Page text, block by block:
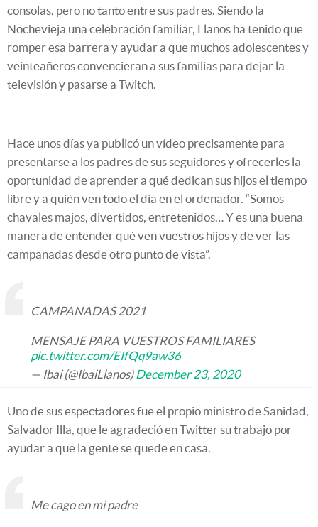
consolas, pero no tanto entre sus padres. Siendo la
Nochevieja una celebración familiar, Llanos ha tenido que
romper esa barrera y ayudar a que muchos adolescentes y
veinteañeros convencieran a sus familias para dejar la
televisión y pasarse a Twitch.
Hace unos días ya publicó un vídeo precisamente para
presentarse a los padres de sus seguidores y ofrecerles la
oportunidad de aprender a qué dedican sus hijos el tiempo
libre y a quién ven todo el día en el ordenador. “Somos
chavales majos, divertidos, entretenidos… Y es una buena
manera de entender qué ven vuestros hijos y de ver las
campanadas desde otro punto de vista”.
CAMPANADAS 2021
MENSAJE PARA VUESTROS FAMILIARES
pic.twitter.com/EIfQq9aw36
— Ibai (@IbaiLlanos)December 23, 2020
Uno de sus espectadores fue el propio ministro de Sanidad,
Salvador Illa, que le agradeció en Twitter su trabajo por
ayudar a que la gente se quede en casa.
Me cago en mi padre